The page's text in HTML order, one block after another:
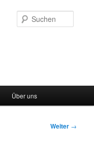
Über uns
Weiter →